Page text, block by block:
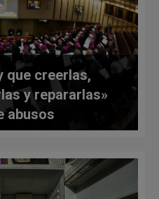
que creerlas,
y repararlas»
abusos